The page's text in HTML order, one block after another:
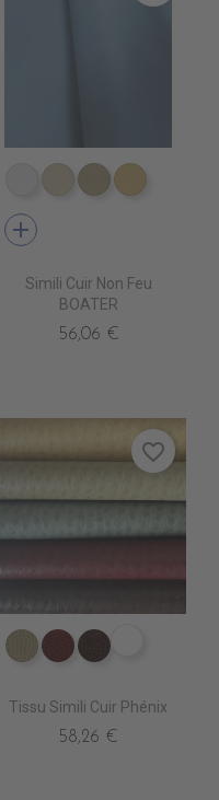
EN3500 BLANC
EN3510 IVOIRE
EN3520EN3530
add
Simili Cuir Non Feu
BOATER
56,06 €
GRIS
ER0560 FASS
ER0620 CLARET
ER0590
Tissu Simili Cuir Phénix
58,26 €
favorite_border